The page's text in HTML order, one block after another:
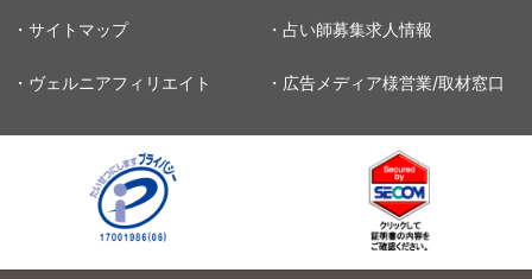
・サイトマップ ・占い師募集求人情報
・ヴェルニアフィリエイト ・広告メディア様営業/取材窓口